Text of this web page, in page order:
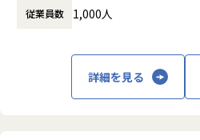
各種ツール
プロジェクト管理: Asana (一部開
コミュニケーション: Slack, Zoom
■ポジションの魅力
これまでのご経験、ご自身の強みを
（1）技術を極める「スペシャリスト
（2）プロジェクトを動かす「マネ
（3）事業部門を支える「管理職」
「すごい！」という
聞かれるような、そ
し続けようという決
従業員数 1,000人
詳細を見る